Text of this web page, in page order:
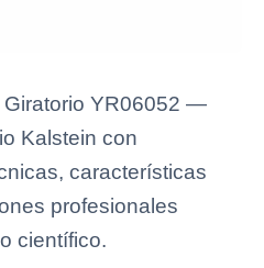
Giratorio YR06052 —
Kalstein con
características
profesionales
científico.